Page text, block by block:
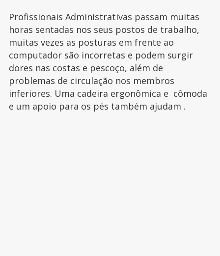
Profissionais Administrativas passam muitas
horas sentadas nos seus postos de trabalho,
muitas vezes as posturas em frente ao
computador são incorretas e podem surgir
dores nas costas e pescoço, além de
problemas de circulação nos membros
inferiores. Uma cadeira ergonômica e cômoda
e um apoio para os pés também ajudam .